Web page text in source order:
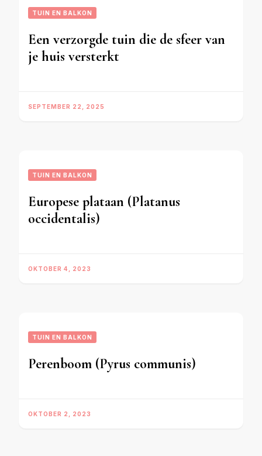
TUIN EN BALKON
Een verzorgde tuin die de sfeer van
je huis versterkt
SEPTEMBER 22, 2025
TUIN EN BALKON
Europese plataan (Platanus
occidentalis)
OKTOBER 4, 2023
TUIN EN BALKON
Perenboom (Pyrus communis)
OKTOBER 2, 2023